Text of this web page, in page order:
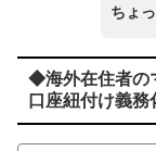
ちょ
◆海外在住者の
口座紐付け義務